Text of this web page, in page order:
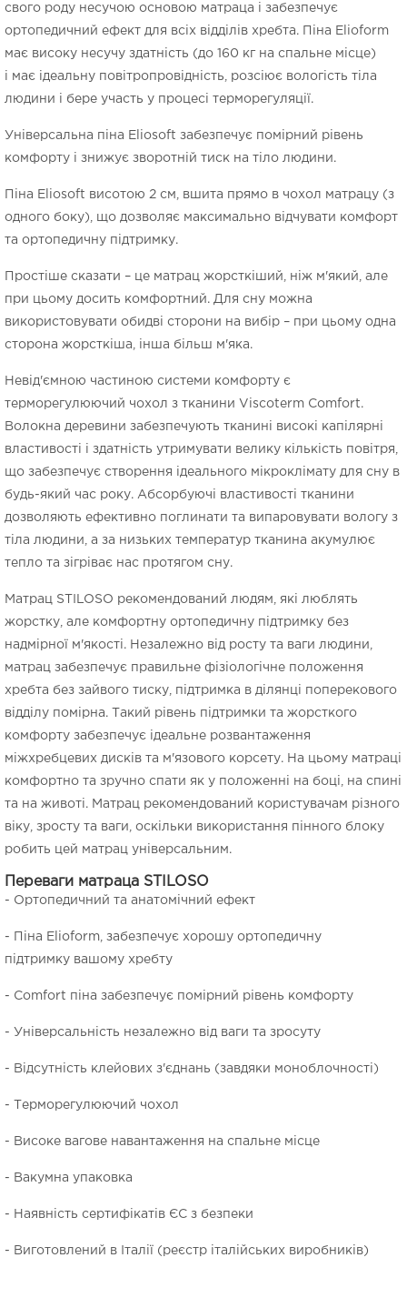
свого роду несучою основою матраца і забезпечує
ортопедичний ефект для всіх відділів хребта. Піна Elioform
має високу несучу здатність (до 160 кг на спальне місце)
і має ідеальну повітропровідність, розсіює вологість тіла
людини і бере участь у процесі терморегуляції.
Універсальна піна Eliosoft забезпечує помірний рівень
комфорту і знижує зворотній тиск на тіло людини.
Піна Eliosoft висотою 2 см, вшита прямо в чохол матрацу (з
одного боку), що дозволяє максимально відчувати комфорт
та ортопедичну підтримку.
Простіше сказати – це матрац жорсткіший, ніж м'який, але
при цьому досить комфортний. Для сну можна
використовувати обидві сторони на вибір – при цьому одна
сторона жорсткіша, інша більш м'яка.
Невід'ємною частиною системи комфорту є
терморегулюючий чохол з тканини Viscoterm Comfort.
Волокна деревини забезпечують тканині високі капілярні
властивості і здатність утримувати велику кількість повітря,
що забезпечує створення ідеального мікроклімату для сну в
будь-який час року. Абсорбуючі властивості тканини
дозволяють ефективно поглинати та випаровувати вологу з
тіла людини, а за низьких температур тканина акумулює
тепло та зігріває нас протягом сну.
Матрац STILOSO рекомендований людям, які люблять
жорстку, але комфортну ортопедичну підтримку без
надмірної м'якості. Незалежно від росту та ваги людини,
матрац забезпечує правильне фізіологічне положення
хребта без зайвого тиску, підтримка в ділянці поперекового
відділу помірна. Такий рівень підтримки та жорсткого
комфорту забезпечує ідеальне розвантаження
міжхребцевих дисків та м'язового корсету. На цьому матраці
комфортно та зручно спати як у положенні на боці, на спині
та на животі. Матрац рекомендований користувачам різного
віку, зросту та ваги, оскільки використання пінного блоку
робить цей матрац універсальним.
Переваги матраца STILOSO
- Ортопедичний та анатомічний ефект
- Піна Elioform, забезпечує хорошу ортопедичну
підтримку вашому хребту
- Comfort піна забезпечує помірний рівень комфорту
- Універсальність незалежно від ваги та зросуту
- Відсутність клейових з'єднань (завдяки моноблочності)
- Терморегулюючий чохол
- Високе вагове навантаження на спальне місце
- Вакумна упаковка
- Наявність сертифікатів ЄС з безпеки
- Виготовлений в Італії (реєстр італійських виробників)